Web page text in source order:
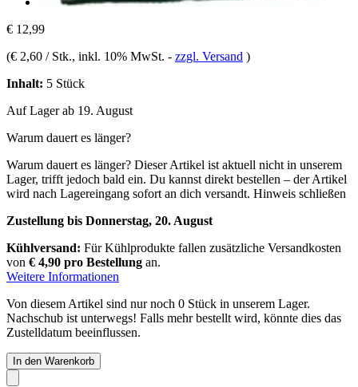
€ 12,99
(€ 2,60 / Stk., inkl. 10% MwSt. - zzgl. Versand )
Inhalt: 5 Stück
Auf Lager ab 19. August
Warum dauert es länger?
Warum dauert es länger? Dieser Artikel ist aktuell nicht in unserem
Lager, trifft jedoch bald ein. Du kannst direkt bestellen – der Artikel
wird nach Lagereingang sofort an dich versandt. Hinweis schließen
Zustellung bis Donnerstag, 20. August
Kühlversand: Für Kühlprodukte fallen zusätzliche Versandkosten
von € 4,90 pro Bestellung an.
Weitere Informationen
Von diesem Artikel sind nur noch 0 Stück in unserem Lager.
Nachschub ist unterwegs! Falls mehr bestellt wird, könnte dies das
Zustelldatum beeinflussen.
In den Warenkorb